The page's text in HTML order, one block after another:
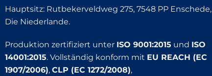
Hauptsitz: Rutbekerveldweg 275, 7548 PP Enschede,
Die Niederlande.
Produktion zertifiziert unter ISO 9001:2015 und ISO
14001:2015. Vollständig konform mit EU REACH (EC
1907/2006), CLP (EC 1272/2008),